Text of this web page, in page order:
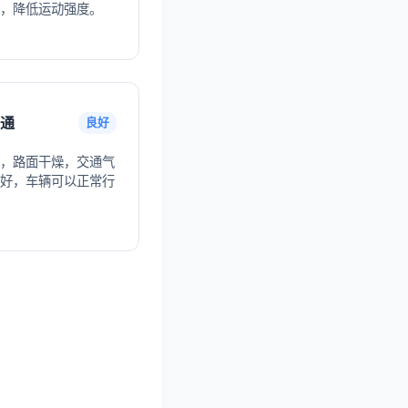
降低运动强度。
良好
路面干燥，交通气
，车辆可以正常行